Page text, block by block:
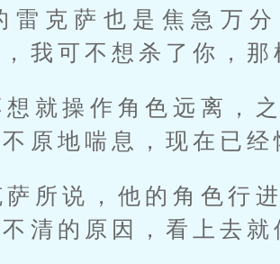
雷克萨也是焦急万
我可不想杀了你，
就操作角色远离，
原地喘息，现在已经
所说，他的角色行
清的原因，看上去就